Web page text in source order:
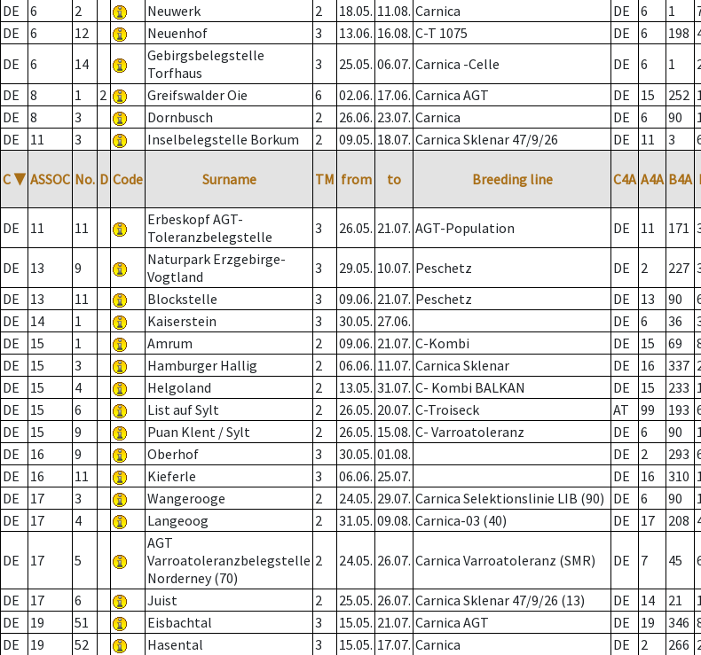
DE
6 2 Neuwerk 2 18.05. 11.08. Carnica DE 6 1
DE
6 12 Neuenhof 3 13.06. 16.08. C-T 1075 DE 6 198
DE
6 14
Gebirgsbelegstelle
Torfhaus
3 25.05. 06.07. Carnica -Celle DE 6 1
DE
8 1 2 Greifswalder Oie 6 02.06. 17.06. Carnica AGT DE 15 252
DE
8 3 Dornbusch 2 26.06. 23.07. Carnica DE 6 90
DE
11 3 Inselbelegstelle Borkum 2 09.05. 18.07. Carnica Sklenar 47/9/26 DE 11 3
C ▼ ASSOC No. D Code Surname TM from to Breeding line C4A A4A B4A
DE 11 11
Erbeskopf AGT-
Toleranzbelegstelle
3 26.05. 21.07. AGT-Population DE 11 171
DE 13 9
Naturpark Erzgebirge-
Vogtland
3 29.05. 10.07. Peschetz DE 2 227
DE
13 11 Blockstelle 3 09.06. 21.07. Peschetz DE 13 90
DE
14 1 Kaiserstein 3 30.05. 27.06. DE 6 36
DE
15 1 Amrum 2 09.06. 21.07. C-Kombi DE 15 69
DE
15 3 Hamburger Hallig 2 06.06. 11.07. Carnica Sklenar DE 16 337
DE
15 4 Helgoland 2 13.05. 31.07. C- Kombi BALKAN DE 15 233
DE
15 6 List auf Sylt 2 26.05. 20.07. C-Troiseck AT 99 193
DE
15 9 Puan Klent / Sylt 2 26.05. 15.08. C- Varroatoleranz DE 6 90
DE
16 9 Oberhof 3 30.05. 01.08. DE 2 293
DE
16 11 Kieferle 3 06.06. 25.07. DE 16 310
DE
17 3 Wangerooge 2 24.05. 29.07. Carnica Selektionslinie LIB (90) DE 6 90
DE
17 4 Langeoog 2 31.05. 09.08. Carnica-03 (40) DE 17 208
DE 17 5
AGT
Varroatoleranzbelegstelle
Norderney (70)
2 24.05. 26.07. Carnica Varroatoleranz (SMR) DE 7 45
DE 17 6 Juist 2 25.05. 26.07. Carnica Sklenar 47/9/26 (13) DE 14 21
DE
19 51 Eisbachtal 3 15.05. 21.07. Carnica AGT DE 19 346
DE
19 52 Hasental 3 15.05. 17.07. Carnica DE 2 266